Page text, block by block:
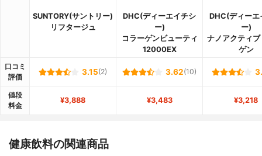
SUNTORY(サントリー)
リフタージュ
DHC(ディーエイチシ
ー)
コラーゲンビューティ
12000EX
DHC(ディーエ
ー)
ナノアクティブ
ゲン
口コミ
評価
3.15(2) 3.62(10)
値段
料金
¥3,888 ¥3,483 ¥3,218
健康飲料の関連商品